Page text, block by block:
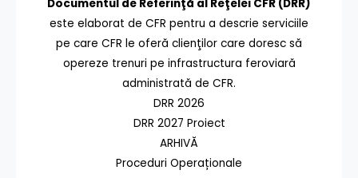
Documentul de Referinţă al Reţelei CFR (DRR)
este elaborat de CFR pentru a descrie serviciile
pe care CFR le oferă clienţilor care doresc să
opereze trenuri pe infrastructura feroviară
administrată de CFR.
DRR 2026
DRR 2027 Proiect
ARHIVĂ
Proceduri Operaționale